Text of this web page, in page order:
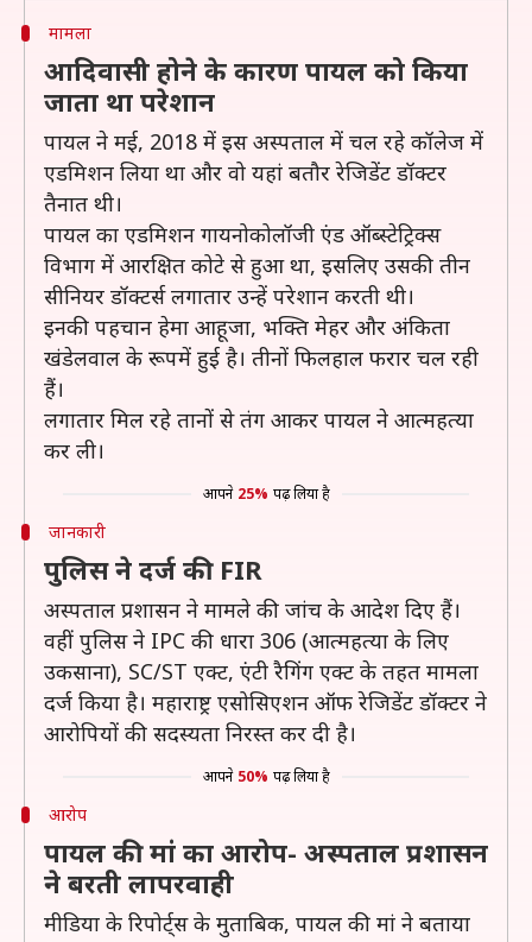
मामला
आदिवासी होने के कारण पायल को किया
जाता था परेशान
पायल ने मई, 2018 में इस अस्पताल में चल रहे कॉलेज में
एडमिशन लिया था और वो यहां बतौर रेजिडेंट डॉक्टर
तैनात थी।
पायल का एडमिशन गायनोकोलॉजी एंड ऑब्स्टेट्रिक्स
विभाग में आरक्षित कोटे से हुआ था, इसलिए उसकी तीन
सीनियर डॉक्टर्स लगातार उन्हें परेशान करती थी।
इनकी पहचान हेमा आहूजा, भक्ति मेहर और अंकिता
खंडेलवाल के रूपमें हुई है। तीनों फिलहाल फरार चल रही
हैं।
लगातार मिल रहे तानों से तंग आकर पायल ने आत्महत्या
कर ली।
आपने 25% पढ़ लिया है
जानकारी
पुलिस ने दर्ज की FIR
अस्पताल प्रशासन ने मामले की जांच के आदेश दिए हैं।
वहीं पुलिस ने IPC की धारा 306 (आत्महत्या के लिए
उकसाना), SC/ST एक्ट, एंटी रैगिंग एक्ट के तहत मामला
दर्ज किया है। महाराष्ट्र एसोसिएशन ऑफ रेजिडेंट डॉक्टर ने
आरोपियों की सदस्यता निरस्त कर दी है।
आपने 50% पढ़ लिया है
आरोप
पायल की मां का आरोप- अस्पताल प्रशासन
ने बरती लापरवाही
मीडिया के रिपोर्ट्स के मुताबिक, पायल की मां ने बताया